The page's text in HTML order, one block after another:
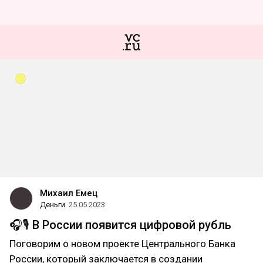
Михаил Емец
Деньги 25.05.2023
🎧🎙 В России появится цифровой рубль
Поговорим о новом проекте Центрального Банка
России, который заключается в создании